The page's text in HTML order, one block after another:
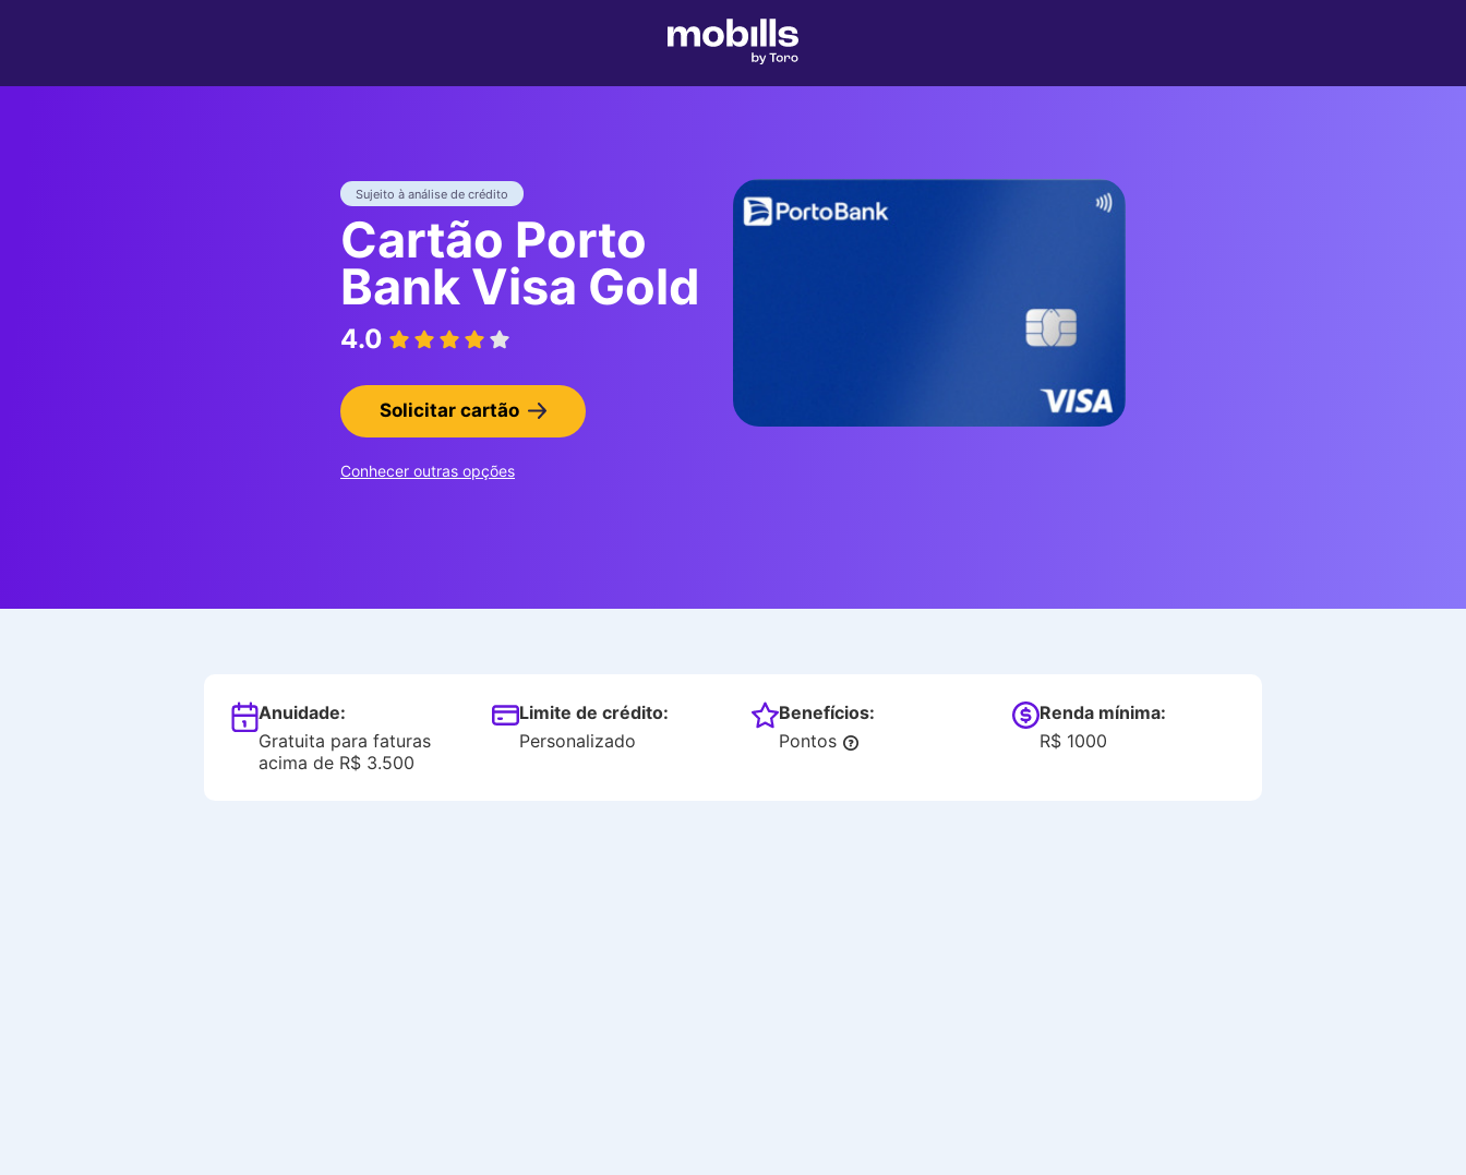
Sujeito à análise de crédito
Cartão Porto
Bank Visa Gold
4.0
Solicitar cartão
Conhecer outras opções
Anuidade:
Gratuita para faturas
acima de R$ 3.500
Limite de crédito:
Personalizado
Benefícios:
Pontos
Renda mínima:
R$ 1000